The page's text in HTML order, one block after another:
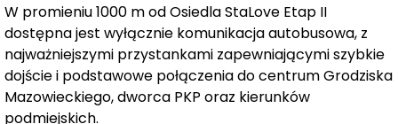
połączenie z Warszawą i wysoki popyt na lokale na
wynajem przekładają się na stabilność inwestycji i
perspektywę wzrostu jej wartości w przyszłości.
W promieniu 1000 m od Osiedla StaLove Etap II
dostępna jest wyłącznie komunikacja autobusowa, z
najważniejszymi przystankami zapewniającymi szybkie
dojście i podstawowe połączenia do centrum Grodziska
Mazowieckiego, dworca PKP oraz kierunków
podmiejskich.